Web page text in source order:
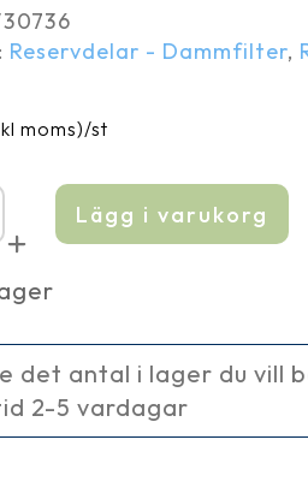
Reservdelar - Dammfilter,
moms)/st
Lägg i varukorg
det antal i lager du vill
2-5 vardagar